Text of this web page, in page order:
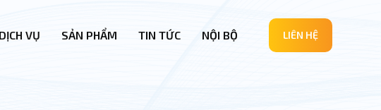
DỊCH VỤ SẢN PHẨM TIN TỨC NỘI BỘ LIÊN HỆ